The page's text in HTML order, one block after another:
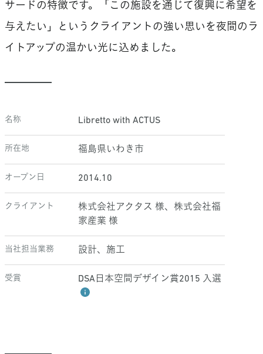
サードの特徴です。「この施設を通じて復興に希望を
与えたい」というクライアントの強い思いを夜間のラ
イトアップの温かい光に込めました。
名称 Libretto with ACTUS
所在地 福島県いわき市
オープン日 2014.10
クライアント
株式会社アクタス 様、株式会社福
家産業 様
当社担当業務 設計、施工
受賞 DSA日本空間デザイン賞2015 入選